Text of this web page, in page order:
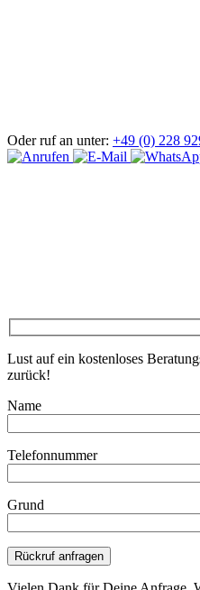
Oder ruf an unter: +49 (0) 228
Lust auf ein kostenloses
zurück!
Name
Telefonnummer
Grund